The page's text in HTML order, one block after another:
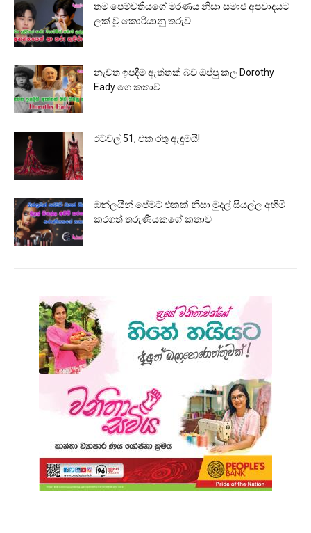
තම පෙම්වතියගේ මරණය නිසා සමාජ අපවාදයට
ලක් වූ කොරියානු තරුව
නැවත ඉපදීම ඇත්තක් බව ඔප්පු කල Dorothy
Eady ගෙ කතාව
රටවල් 51, එක රතු ඇඳුමයි!
ඔන්ලයින් පේමට් එකක් නිසා මුදල් සියල්ල අහිමි
කරගත් තරුණියකගේ කතාව